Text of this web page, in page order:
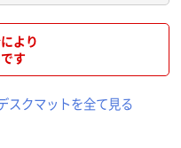
より
す
スクマットを全て見る